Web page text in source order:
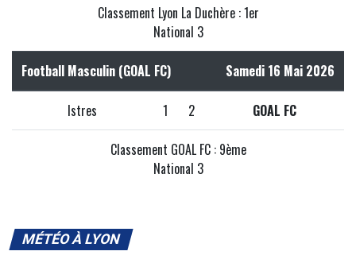
Classement Lyon La Duchère : 1er
National 3
Football Masculin (GOAL FC) Samedi 16 Mai 2026
Istres 1 2 GOAL FC
Classement GOAL FC : 9ème
National 3
MÉTÉO À LYON